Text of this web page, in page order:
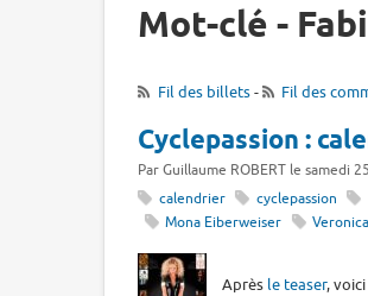
Mot-clé -
Fil des billets- Fil des
Cyclepassion :
Par Guillaume ROBERT le samedi
calendrier
cyclepassion
Mona Eiberweiser
Après le teaser,